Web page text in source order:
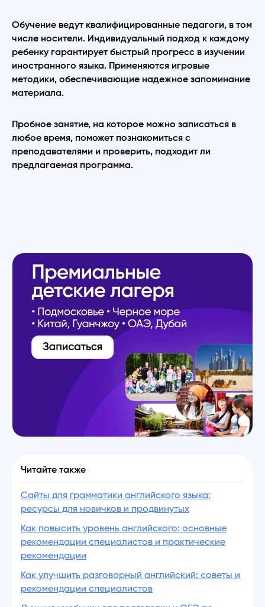
Обучение ведут квалифицированные педагоги, в том
числе носители. Индивидуальный подход к каждому
ребенку гарантирует быстрый прогресс в изучении
иностранного языка. Применяются игровые
методики, обеспечивающие надежное запоминание
материала.
Пробное занятие, на которое можно записаться в
любое время, поможет познакомиться с
преподавателями и проверить, подходит ли
предлагаемая программа.
Читайте также
Сайты для грамматики английского языка:
ресурсы для новичков и продвинутых
Как повысить уровень английского: основные
рекомендации специалистов и практические
рекомендации
Как улучшить разговорный английский: советы и
рекомендации специалистов